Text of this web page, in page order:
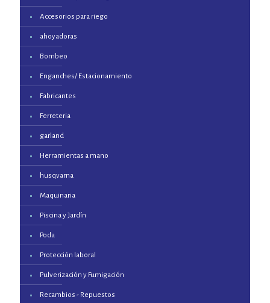
Accesorios para riego
ahoyadoras
Bombeo
Enganches/ Estacionamiento
Fabricantes
Ferreteria
garland
Herramientas a mano
husqvarna
Maquinaria
Piscina y Jardín
Poda
Protección laboral
Pulverización y Fumigación
Recambios - Repuestos